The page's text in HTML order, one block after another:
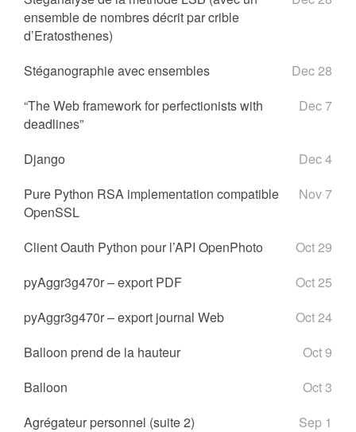
ensemble de nombres décrit par crible
d’Eratosthenes)
Stéganographie avec ensembles
Dec 28
“The Web framework for perfectionists with
deadlines”
Dec 7
Django
Dec 4
Pure Python RSA implementation compatible
OpenSSL
Nov 7
Client Oauth Python pour l’API OpenPhoto
Oct 29
pyAggr3g470r – export PDF
Oct 25
pyAggr3g470r – export journal Web
Oct 24
Balloon prend de la hauteur
Oct 9
Balloon
Oct 3
Agrégateur personnel (suite 2)
Sep 1